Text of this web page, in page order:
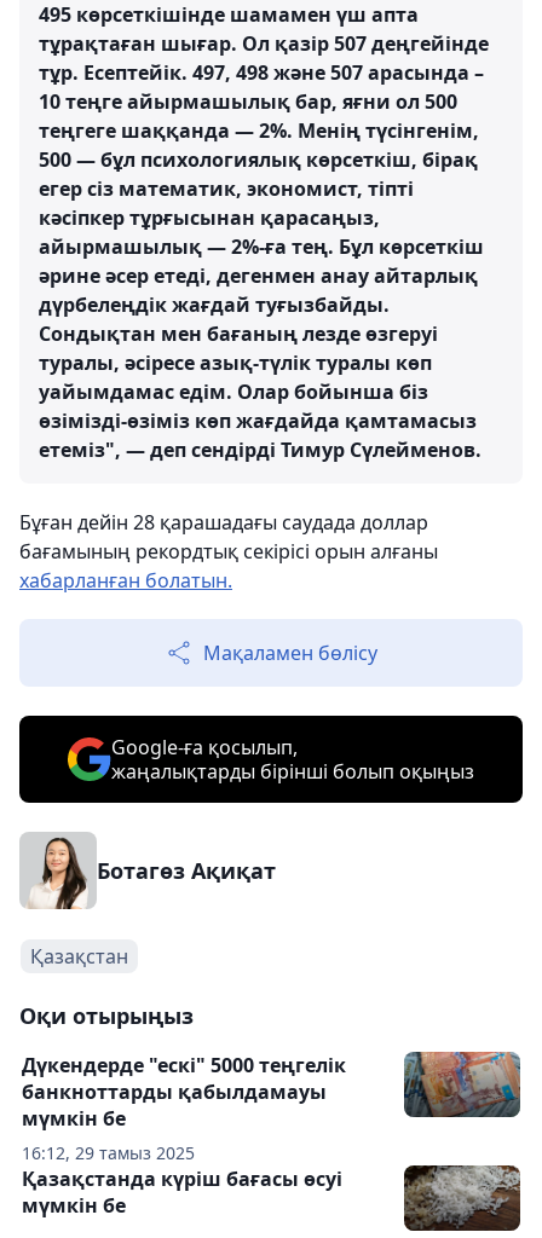
495 көрсеткішінде шамамен үш апта
тұрақтаған шығар. Ол қазір 507 деңгейінде
тұр. Есептейік. 497, 498 және 507 арасында –
10 теңге айырмашылық бар, яғни ол 500
теңгеге шаққанда — 2%. Менің түсінгенім,
500 — бұл психологиялық көрсеткіш, бірақ
егер сіз математик, экономист, тіпті
кәсіпкер тұрғысынан қарасаңыз,
айырмашылық — 2%-ға тең. Бұл көрсеткіш
әрине әсер етеді, дегенмен анау айтарлық
дүрбелеңдік жағдай туғызбайды.
Сондықтан мен бағаның лезде өзгеруі
туралы, әсіресе азық-түлік туралы көп
уайымдамас едім. Олар бойынша біз
өзімізді-өзіміз көп жағдайда қамтамасыз
етеміз", — деп сендірді Тимур Сүлейменов.
Бұған дейін 28 қарашадағы саудада доллар
бағамының рекордтық секірісі орын алғаны
хабарланған болатын.
Мақаламен бөлісу
Google-ға қосылып,
жаңалықтарды бірінші болып оқыңыз
Ботагөз Ақиқат
Қазақстан
Оқи отырыңыз
16:12, 29 тамыз 2025
Дүкендерде "ескі" 5000 теңгелік
банкноттарды қабылдамауы
мүмкін бе
Қазақстанда күріш бағасы өсуі
мүмкін бе